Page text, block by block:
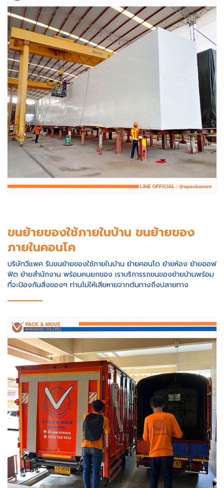
ขนย้ายของใช้ภายในบ้าน ขนย้ายของ
ภายในคอนโค
บริษัทวีแพค รับขนย้ายของใช้ภายในบ้าน ย้ายคอนโด ย้ายห้อง ย้ายออฟ
ฟิต ย้ายสำนักงาน พร้อมคนยกของ เราบริการรถขนของย้ายบ้านพร้อม
ที่จะป้องกันสิ่งของๆ ท่านไม่ให้เสียหายจากต้นทางถึงปลายทาง